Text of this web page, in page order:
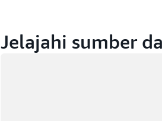
Jelajahi sumber